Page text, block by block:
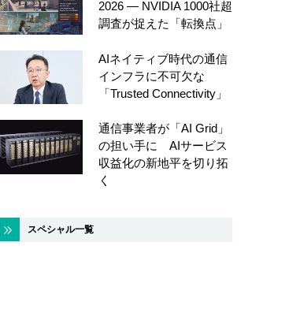
2026 ― NVIDIA 1000社超
調査が捉えた「転換点」
AIネイティブ時代の通信
インフラに不可欠な
「Trusted Connectivity」
通信事業者が「AI Grid」
の担い手に AIサービス
収益化の新地平を切り拓
く
スペシャル一覧